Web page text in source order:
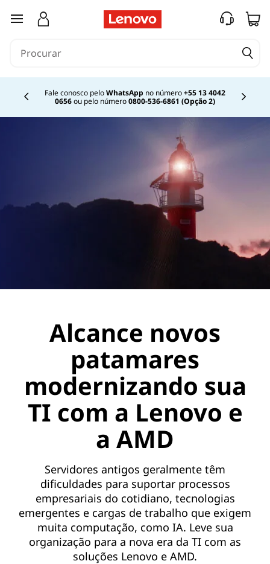
saltar para o conteúdo principal
Fale conosco peloWhatsApp no número+55 13 4042
0656ou pelo número0800-536-6861 (Opção 2)
Currently displaying item 2 of
Alcance novos
patamares
modernizando sua
TI com a Lenovo e
a AMD
Servidores antigos geralmente têm
dificuldades para suportar processos
empresariais do cotidiano, tecnologias
emergentes e cargas de trabalho que exigem
muita computação, como IA. Leve sua
organização para a nova era da TI com as
soluções Lenovo e AMD.